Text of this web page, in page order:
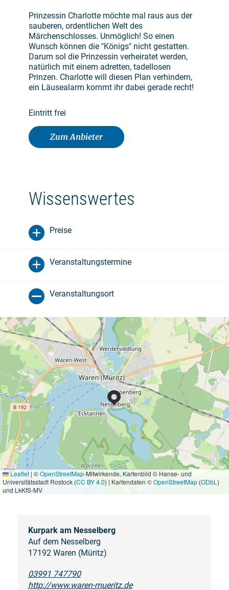
Prinzessin Charlotte möchte mal raus aus der
sauberen, ordentlichen Welt des
Märchenschlosses. Unmöglich! So einen
Wunsch können die "Königs" nicht gestatten.
Darum sol die Prinzessin verheiratet werden,
natürlich mit einem adretten, tadellosen
Prinzen. Charlotte will diesen Plan verhindern,
ein Läusealarm kommt ihr dabei gerade recht!
Eintritt frei
Zum Anbieter
Wissenswertes
Preise
Veranstaltungstermine
Veranstaltungsort
Leaflet | ©OpenStreetMap-Mitwirkende, Kartenbild © Hanse- und
Universitätsstadt Rostock (CC BY 4.0) | Kartendaten ©OpenStreetMap (ODbL )
und LkKfS-MV
Kurpark am Nesselberg
Auf dem Nesselberg
17192 Waren (Müritz)
03991 747790
http://www.waren-mueritz.de